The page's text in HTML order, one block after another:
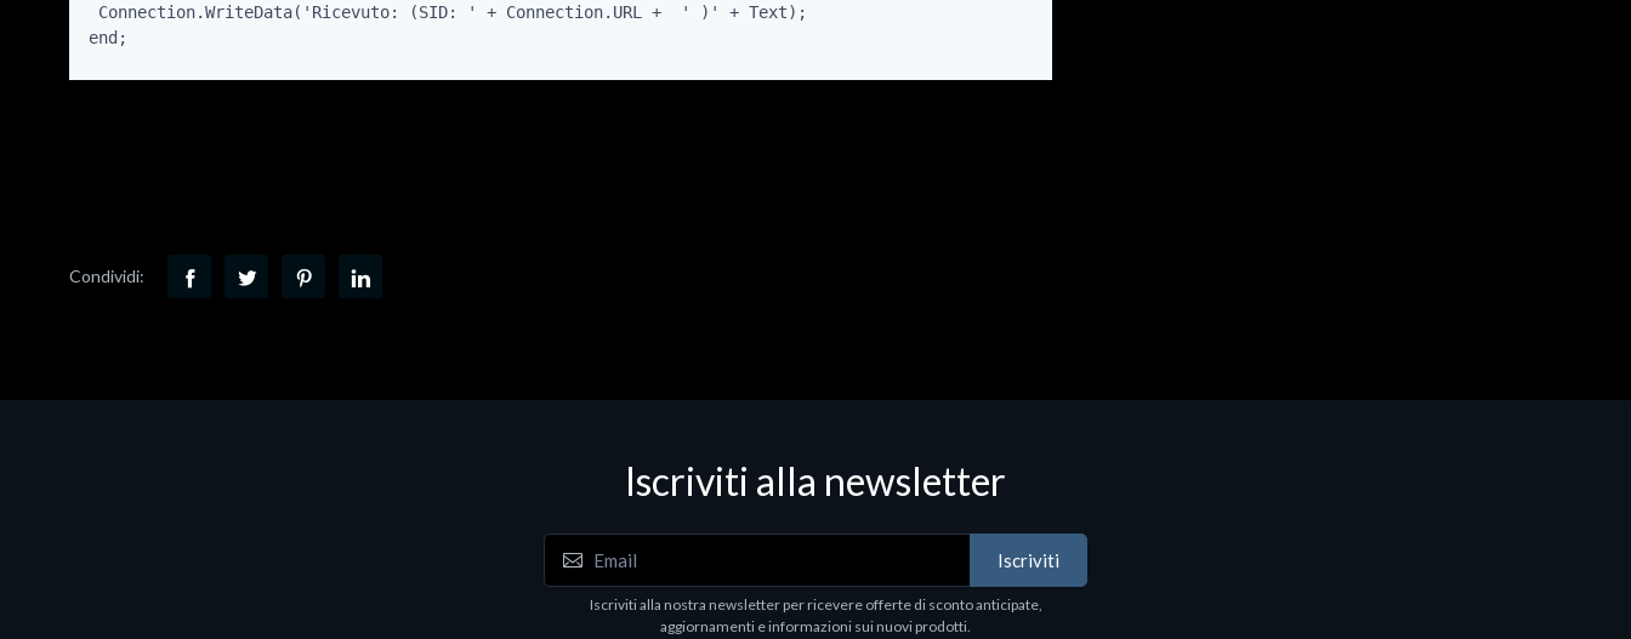
Connection.WriteData('Ricevuto: (SID: ' + Connection.URL +  ' )' + Text);
end;
Condividi:
Iscriviti alla newsletter
Iscriviti
Iscriviti alla nostra newsletter per ricevere offerte di sconto anticipate,
aggiornamenti e informazioni sui nuovi prodotti.